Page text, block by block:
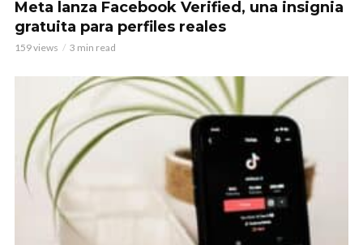
Meta lanza Facebook Verified, una insignia
gratuita para perfiles reales
159 views 3 min read